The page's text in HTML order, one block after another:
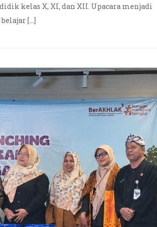
kelas X, XI, dan XII. Upacara menjadi
[…]